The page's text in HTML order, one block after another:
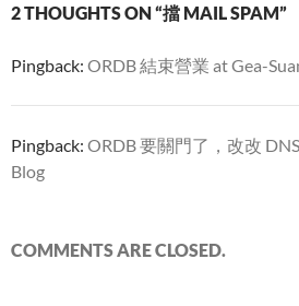
2 THOUGHTS ON “擋 MAIL SPAM”
Pingback: ORDB 結束營業 at Gea-
Pingback: ORDB 要關門了，改改
Blog
COMMENTS ARE CLOSED.